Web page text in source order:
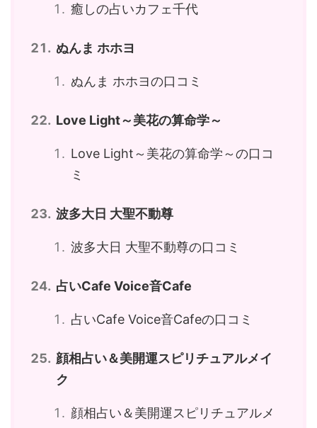
癒しの占いカフェ千代
ぬんま ホホヨ
ぬんま ホホヨの口コミ
Love Light～美花の算命学～
Love Light～美花の算命学～の口コ
ミ
波多大日 大聖不動尊
波多大日 大聖不動尊の口コミ
占いCafe Voice音Cafe
占いCafe Voice音Cafeの口コミ
顔相占い＆美開運スピリチュアルメイ
ク
顔相占い＆美開運スピリチュアルメ